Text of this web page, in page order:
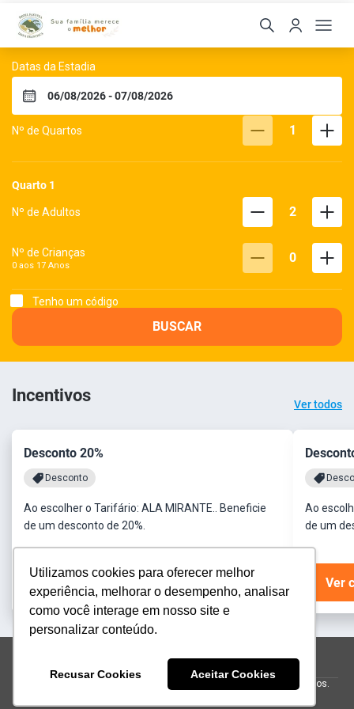
Utilizamos cookies para oferecer melhor
experiência, melhorar o desempenho, analisar
como você interage em nosso site e
personalizar conteúdo.
Recusar Cookies Aceitar Cookies
Hotel Fazenda Dona
Datas da Estadia
Nº de Quartos 1
Quarto 1
Nº de Adultos 2
Nº de Crianças
0 aos 17 Anos 0
Tenho um código
BUSCAR
Incentivos Ver todos
Desconto 20%
Desconto
Ao escolher o Tarifário: ALA MIRANTE.. Beneficie
de um desconto de 20%.
Ver condições
Ao
de um
Ver
reservas@donafranciscafazenda.com.br (47) 4063 9900
Todos os direitos reservados.